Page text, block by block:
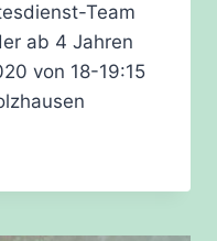
Team
ab 4 Jahren
von 18-19:15